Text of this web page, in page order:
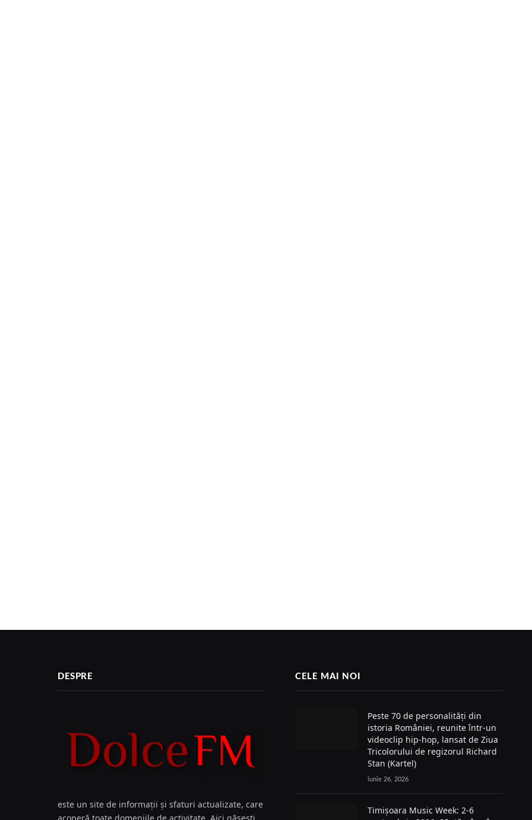
DESPRE
este un site de informații și sfaturi actualizate, care
acoperă toate domeniile de activitate. Aici găsești
CELE MAI NOI
Peste 70 de personalități din
istoria României, reunite într-un
videoclip hip-hop, lansat de Ziua
Tricolorului de regizorul Richard
Stan (Kartel)
iunie 26, 2026
Timișoara Music Week: 2-6